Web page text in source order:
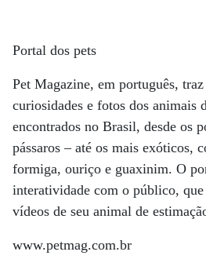
Portal dos pets
Pet Magazine, em português,
curiosidades e fotos dos animais
encontrados no Brasil, desde os
pássaros – até os mais exóticos,
formiga, ouriço e guaxinim. O
interatividade com o público,
vídeos de seu animal de
www.petmag.com.br